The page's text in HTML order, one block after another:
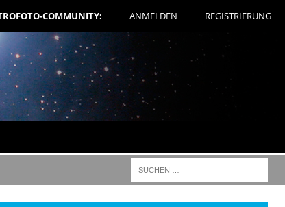
COMMUNITY: ANMELDEN REGISTRIERUNG